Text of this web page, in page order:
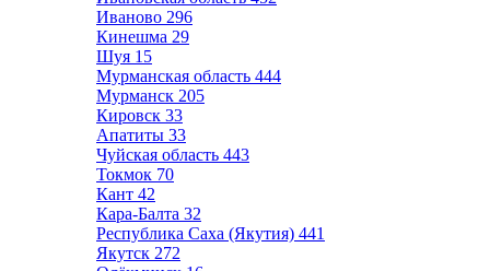
Иваново 296
Кинешма 29
Шуя 15
Мурманская область 444
Мурманск 205
Кировск 33
Апатиты 33
Чуйская область 443
Токмок 70
Кант 42
Кара-Балта 32
Республика Саха (Якутия) 441
Якутск 272